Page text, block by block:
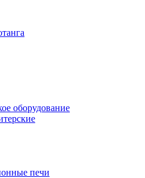
оборудование
печи